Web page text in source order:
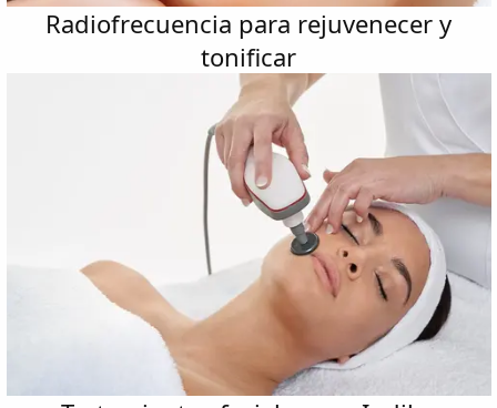
Radiofrecuencia para rejuvenecer y
tonificar